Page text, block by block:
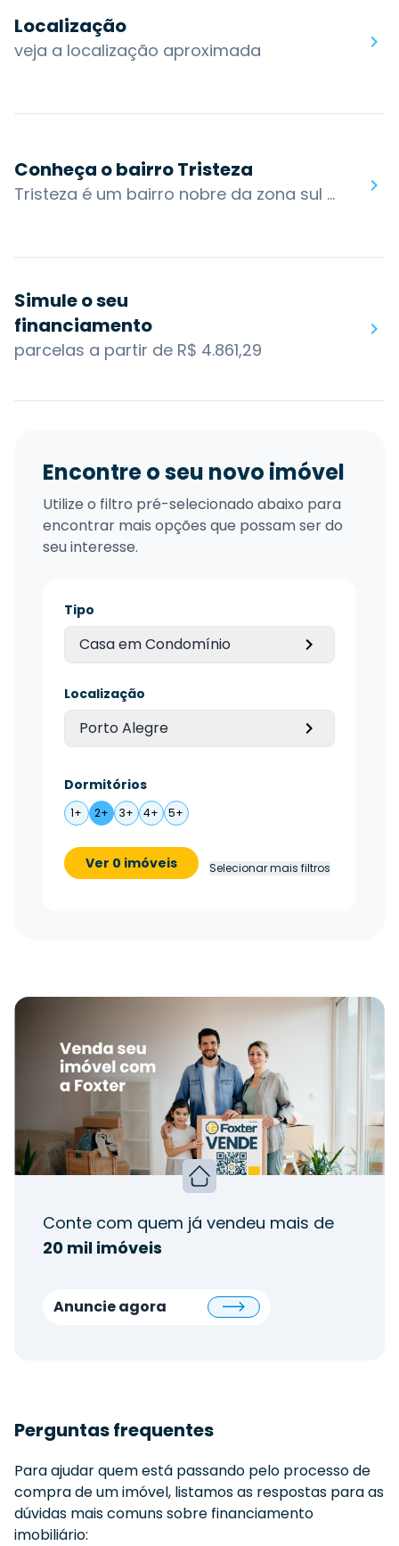
Localização
veja a localização aproximada
Conheça o bairro Tristeza
Tristeza é um bairro nobre da zona sul de Porto Alegre que corresponde a uma região predominantemente residencial, com uma bela paisagem natural local, a qual tem como grandes referências o Parque Natural do Morro do Osso e o Lago Guaíba.&nbsp;A principal via de acesso ao bairro é a Avenida Wenceslau Escobar. Esse caminho para a Zona Sul de Porto Alegre proporciona uma ligação muito forte entre os bairros Tristeza e Cristal. Com a construção do hipódromo do Cristal, foi desenvolvida intensa atividade imobiliária na região. Dessa forma, por tabela o crescimento do Cristal impulsiona a atividade balneária tradicional do bairro Tristeza.O bairro Tristeza não dispõe de centros de compras de grande porte, mas possui diversos pequenos pequenos estabelecimentos comerciais, muitos deles considerados charmosos e convidativos, como o Paseo Zona Sul, o shopping Granville, o Clube Náutico Jangadeiros, o Jardins da Praça e o entorno da Praça Comendador Souza Gomes, que conta com diversos estabelecimentos comerciais e de serviços.O bairro também possui acesso por algumas das principais vias da cidade: Av. Otto Niemeyer, R. Cel. Massot, R. Liberal, Av. Copacabana, R. Mário Totta. Os bairros nos arredores são: Vila Conceição, Camaquã, Vila Assunção, Jardim Isabel e Ipanema.Você encontra no bairro Tristeza: Portal Dona Irena - beira do rio Guaíba, Ilha dos Jangadeiros, Zaffari Otto Niemeyer, Shopping Paseo Zona Sul.
Simule o seu
financiamento
parcelas a partir de R$ 4.861,29
Encontre o seu novo imóvel
Utilize o filtro pré-selecionado abaixo para
encontrar mais opções que possam ser do
seu interesse.
Tipo
Casa em Condomínio
Localização
Porto Alegre
Dormitórios
1+ 2+ 3+ 4+ 5+
Ver 0 imóveis Selecionar mais filtros
Conte com quem já vendeu mais de
20 mil imóveis
Anuncie agora
Perguntas frequentes
Para ajudar quem está passando pelo processo de
compra de um imóvel, listamos as respostas para as
dúvidas mais comuns sobre financiamento
imobiliário: